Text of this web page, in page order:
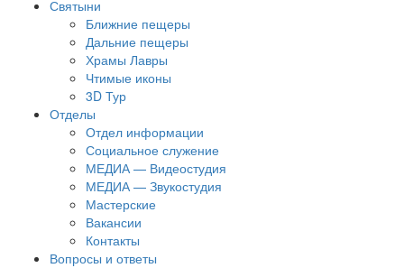
Святыни
Ближние пещеры
Дальние пещеры
Храмы Лавры
Чтимые иконы
3D Тур
Отделы
Отдел информации
Социальное служение
МЕДИА — Видеостудия
МЕДИА — Звукостудия
Мастерские
Вакансии
Контакты
Вопросы и ответы